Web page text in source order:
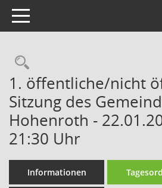
Toggle navigation
Rechercheauswahl
1. öffentliche/nicht
Sitzung des
Hohenroth -
21:30 Uhr
Informationen